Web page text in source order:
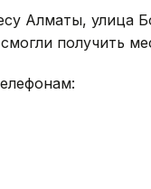
Алматы, улица
получить